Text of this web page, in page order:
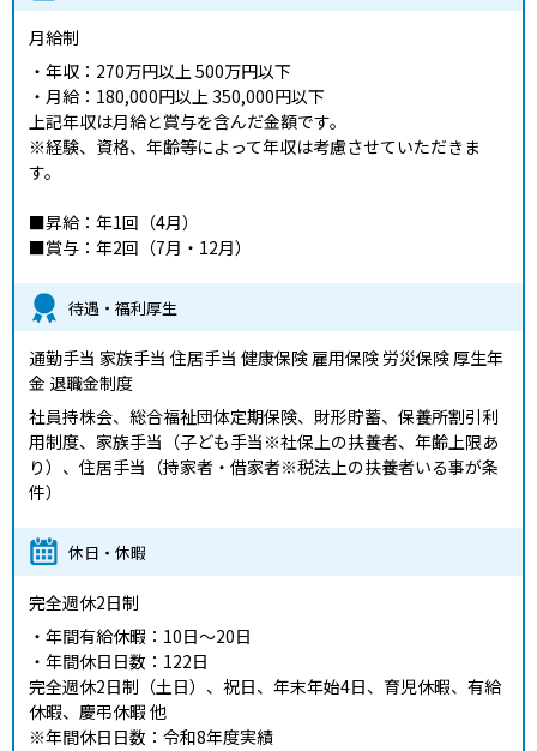
月給制
・年収：270万円以上 500万円以下
・月給：180,000円以上 350,000円以下
上記年収は月給と賞与を含んだ金額です。
※経験、資格、年齢等によって年収は考慮させていただきま
す。
■昇給：年1回（4月）
■賞与：年2回（7月・12月）
待遇・福利厚生
通勤手当 家族手当 住居手当 健康保険 雇用保険 労災保険 厚生年
金 退職金制度
社員持株会、総合福祉団体定期保険、財形貯蓄、保養所割引利
用制度、家族手当（子ども手当※社保上の扶養者、年齢上限あ
り）、住居手当（持家者・借家者※税法上の扶養者いる事が条
件）
休日・休暇
完全週休2日制
・年間有給休暇：10日～20日
・年間休日日数：122日
完全週休2日制（土日）、祝日、年末年始4日、育児休暇、有給
休暇、慶弔休暇 他
※年間休日日数：令和8年度実績